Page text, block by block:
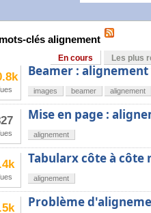
clés alignement
En cours Les plus
Beamer :
images beamer alignement
Mise en page :
alignement
Tabularx côte à
alignement
Problème